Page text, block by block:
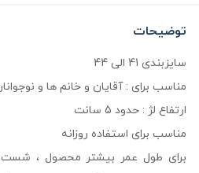
توضیحات
سایزبندی 41 الی 44
مناسب برای : آقایان و خانم ها و
ارتفاع لژ : حدود 5 سانت
مناسب برای استفاده روزانه
برای طول عمر بیشتر محصول ، شست